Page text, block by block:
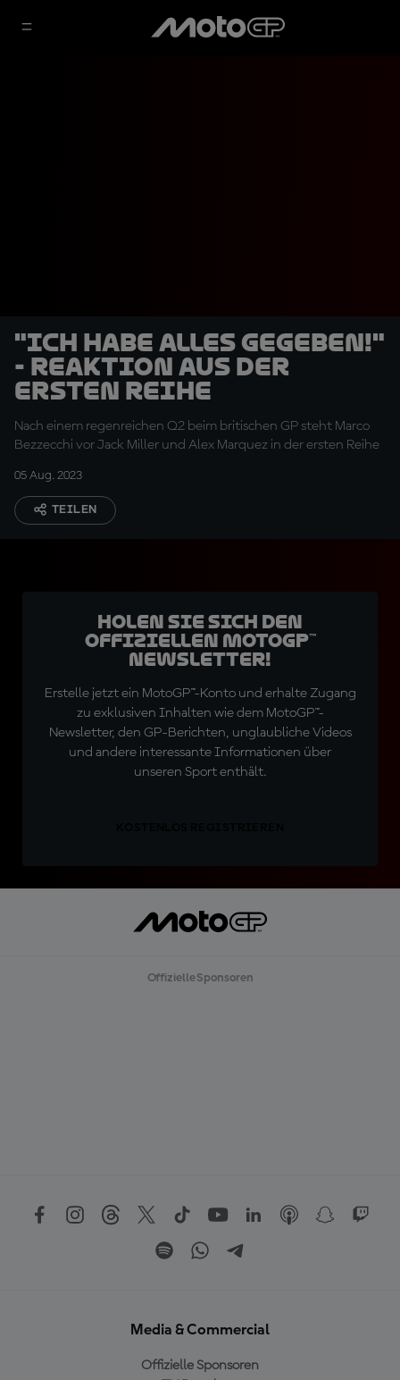
"Ich habe alles gegeben!"
- Reaktion aus der
ersten Reihe
Nach einem regenreichen Q2 beim britischen GP steht Marco
Bezzecchi vor Jack Miller und Alex Marquez in der ersten Reihe
05 Aug. 2023
TEILEN
Holen Sie sich den
offiziellen MotoGP™
Newsletter!
Erstelle jetzt ein MotoGP™-Konto und erhalte Zugang
zu exklusiven Inhalten wie dem MotoGP™-
Newsletter, den GP-Berichten, unglaubliche Videos
und andere interessante Informationen über
unseren Sport enthält.
Offizielle Sponsoren
Media & Commercial
Offizielle Sponsoren